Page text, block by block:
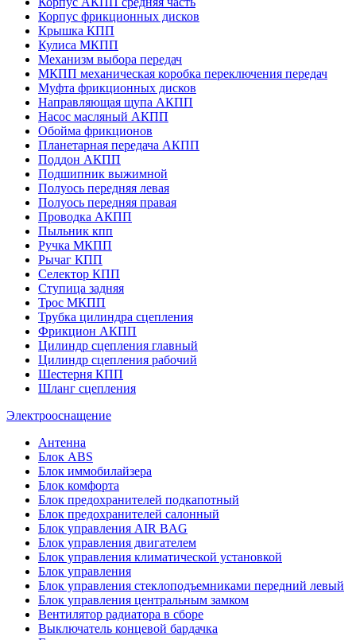
Корпус фрикционных дисков
Крышка КПП
Кулиса МКПП
Механизм выбора передач
МКПП механическая коробка переключения передач
Муфта фрикционных дисков
Направляющая щупа АКПП
Насос масляный АКПП
Обойма фрикционов
Планетарная передача АКПП
Поддон АКПП
Подшипник выжимной
Полуось передняя левая
Полуось передняя правая
Проводка АКПП
Пыльник кпп
Ручка МКПП
Рычаг КПП
Селектор КПП
Ступица задняя
Трос МКПП
Трубка цилиндра сцепления
Фрикцион АКПП
Цилиндр сцепления главный
Цилиндр сцепления рабочий
Шестерня КПП
Шланг сцепления
Электрооснащение
Антенна
Блок ABS
Блок иммобилайзера
Блок комфорта
Блок предохранителей подкапотный
Блок предохранителей салонный
Блок управления AIR BAG
Блок управления двигателем
Блок управления климатической установкой
Блок управления
Блок управления стеклоподъемниками передний левый
Блок управления центральным замком
Вентилятор радиатора в сборе
Выключатель концевой бардачка